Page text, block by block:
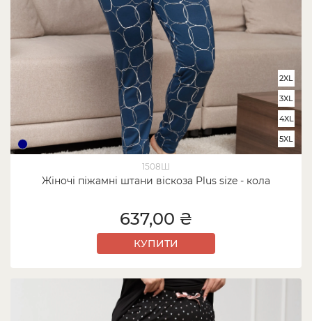
1508Ш
Жіночі піжамні штани віскоза Plus size - кола
2XL
3XL
4XL
5XL
637,00 ₴
КУПИТИ